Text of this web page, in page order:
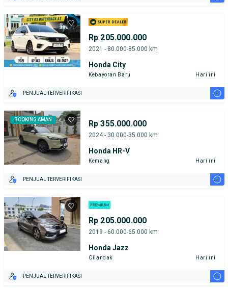
Rp 205.000.000
2021 - 80.000-85.000 km
Honda City
Kebayoran Baru Hari ini
PENJUAL TERVERIFIKASI i
BOOKING AMAN Rp 355.000.000
2024 - 30.000-35.000 km
Honda HR-V
Kemang Hari ini
PENJUAL TERVERIFIKASI i
Rp 205.000.000
2019 - 60.000-65.000 km
Honda Jazz
Cilandak Hari ini
PENJUAL TERVERIFIKASI i